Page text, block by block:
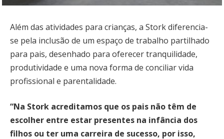
Além das atividades para crianças, a Stork diferencia-
se pela inclusão de um espaço de trabalho partilhado
para pais, desenhado para oferecer tranquilidade,
produtividade e uma nova forma de conciliar vida
profissional e parentalidade.
“Na Stork acreditamos que os pais não têm de
escolher entre estar presentes na infância dos
filhos ou ter uma carreira de sucesso, por isso,